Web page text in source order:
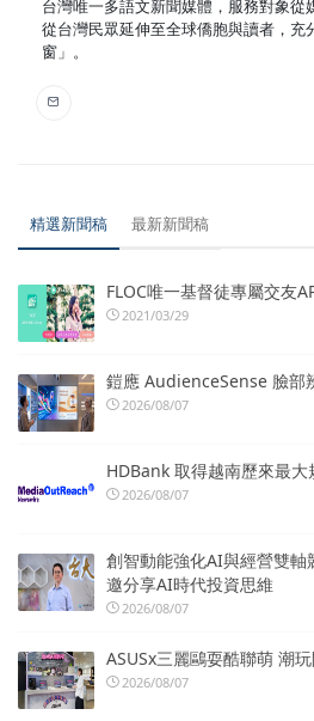
台灣唯一多語文新聞媒體，服務對象從
從台灣民眾延伸至全球僑胞與讀者，充
窗」。
精選新聞稿 最新新聞稿
FLOC唯一基督徒專屬交友
2021/03/29
鎧應 AudienceSense 臉部
2026/08/07
HDBank 取得越南歷來最
2026/08/07
創智動能強化AI與經營雙
邀分享AI時代投資思維
2026/08/07
ASUSx三麗鷗耍酷聯萌 潮
2026/08/07